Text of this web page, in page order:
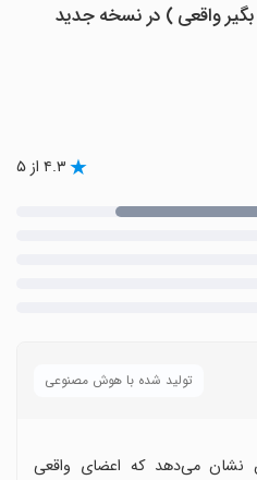
بگیر واقعی ) در نسخه جدید
۴.۳ از ۵
تولید شده با هوش مصنوعی
نشان می‌دهد که اعضای واقعی